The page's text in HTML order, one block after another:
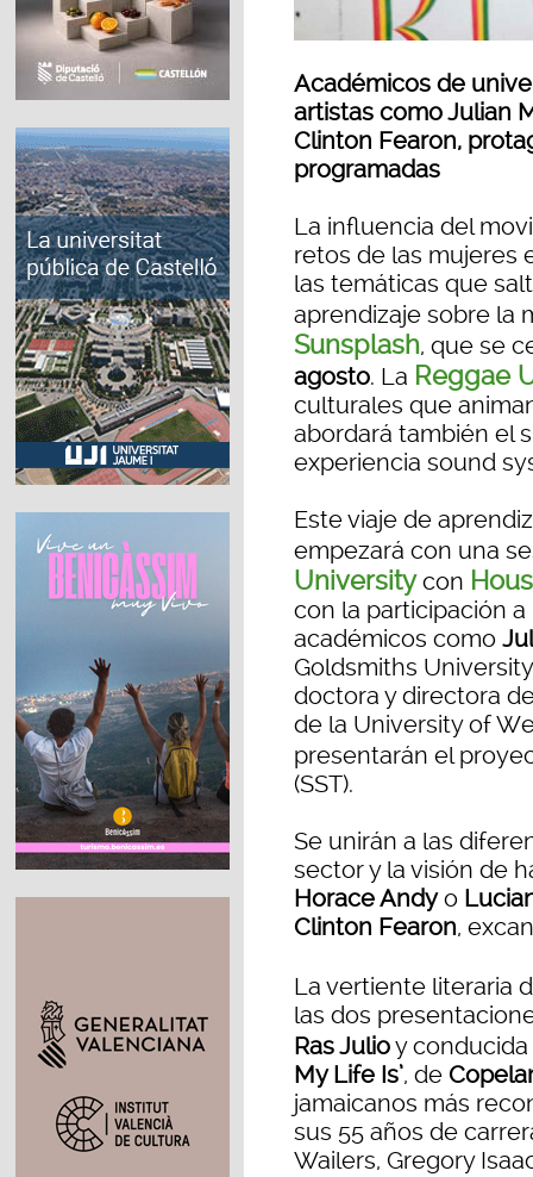
Académicos de
artistas como Julian
Clinton Fearon,
programadas
La influencia del
retos de las mujeres
las temáticas que
aprendizaje sobre la
Sunsplash, que se
agosto. La Reggae
culturales que
abordará también el
experiencia sound
Este viaje de
empezará con una
Universitycon
con la participación
académicos como
Goldsmiths
doctora y directora
de la University of
presentarán el
(SST).
Se unirán a las
sector y la visión de
Horace Andyo
Clinton Fearon,
La vertiente literaria
las dos
Ras Julioy
My Life Is’, de
jamaicanos más
sus 55 años de
Wailers, Gregory